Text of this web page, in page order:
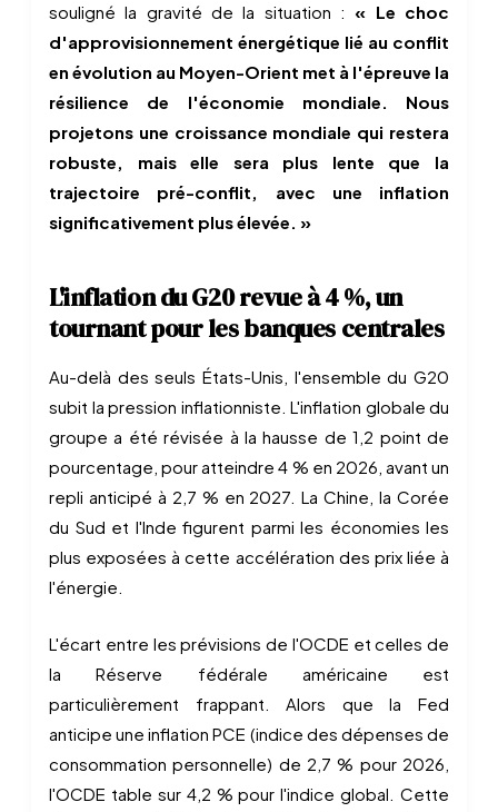
souligné la gravité de la situation : « Le choc
d'approvisionnement énergétique lié au conflit
en évolution au Moyen-Orient met à l'épreuve la
résilience de l'économie mondiale. Nous
projetons une croissance mondiale qui restera
robuste, mais elle sera plus lente que la
trajectoire pré-conflit, avec une inflation
significativement plus élevée. »
L'inflation du G20 revue à 4 %, un
tournant pour les banques centrales
Au-delà des seuls États-Unis, l'ensemble du G20
subit la pression inflationniste. L'inflation globale du
groupe a été révisée à la hausse de 1,2 point de
pourcentage, pour atteindre 4 % en 2026, avant un
repli anticipé à 2,7 % en 2027. La Chine, la Corée
du Sud et l'Inde figurent parmi les économies les
plus exposées à cette accélération des prix liée à
l'énergie.
L'écart entre les prévisions de l'OCDE et celles de
la Réserve fédérale américaine est
particulièrement frappant. Alors que la Fed
anticipe une inflation PCE (indice des dépenses de
consommation personnelle) de 2,7 % pour 2026,
l'OCDE table sur 4,2 % pour l'indice global. Cette